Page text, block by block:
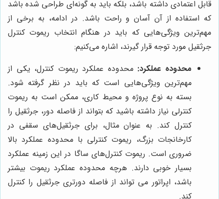
قابل اعتمادی داشته باشد، بلکه باید به گونه‌ای طراحی شده باشد
که استفاده از آن آسان و راحت باشد. در ادامه، به برخی از
مهم‌ترین ویژگی‌هایی که باید در هنگام انتخاب ریموت کنترل
جرثقیل مورد توجه قرار گیرند، اشاره می‌کنیم:
محدوده عملکرد: محدوده عملکرد ریموت کنترل، یکی از
مهم‌ترین ویژگی‌هایی است که باید در نظر گرفته شود.
بسته به نوع پروژه و محیط کاری، ممکن است به ریموت
کنترلی نیاز داشته باشید که بتواند از فاصله دور، جرثقیل را
کنترل کند. به عنوان مثال، برای جرثقیل‌های سقفی در
کارخانجات بزرگ، ریموت کنترلی با محدوده عملکرد بالا
ضروری است. ریموت کنترل‌های ساگا در این زمینه عملکرد
بسیار خوبی دارند. هرچه محدوده عملکرد ریموت بیشتر
باشد، اپراتور می تواند از فاصله دورتری جرثقیل را کنترل
کند.